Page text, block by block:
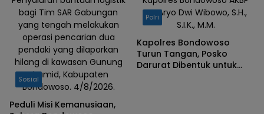
bagi Tim SAR Gabungan
yang tengah melakukan
operasi pencarian dua
pendaki yang dilaporkan
hilang di kawasan Gunung
Piramid, Kabupaten
Bondowoso. 4/8/2026.
Sosial
Peduli Misi Kemanusiaan,
Dr. Aryo Dwi Wibowo, S.H.,
S.I.K., M.M.
Polri
Kapolres Bondowoso
Turun Tangan, Posko
Darurat Dibentuk untuk